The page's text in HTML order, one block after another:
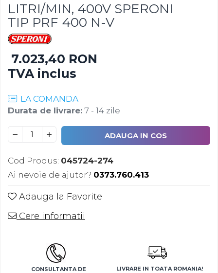
Rezervoare de acumulare
Instant apa calda pe gaz / GPL
Panouri solare si fotovoltaice
Panouri solare plane
Pachete complete panouri
Echipamente pentru panouri
solare
Panouri solare fotovoltaice
Ventilatie si climatizare
Aparate de aer conditionat
Perdele de aer
VRF
Chillere
Dulapuri pentru climatizare
Unitati motocondensante
LITRI/MIN, 400V SPERONI
TIP PRF 400 N-V
7.023,40 RON
TVA inclus
LA COMANDA
Durata de livrare: 7 - 14 zile
ADAUGA IN COS
Cod Produs: 045724-274
Ai nevoie de ajutor? 0373.760.413
Adauga la Favorite
Cere informatii
CONSULTANTA DE
LIVRARE IN TOATA ROMANIA!